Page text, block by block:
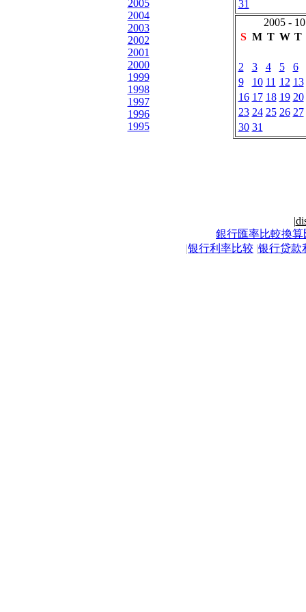
2005
2004
2003
2002
2001
2000
1999
1998
1997
1996
1995
31
2005 - 10
S M T W T
2 3 4 5
6
9
10 11 12 13
16 17 18 19 20
23 24 25 26 27
30 31
|
銀行匯率比較換算
|银行利率比较 |银行贷款